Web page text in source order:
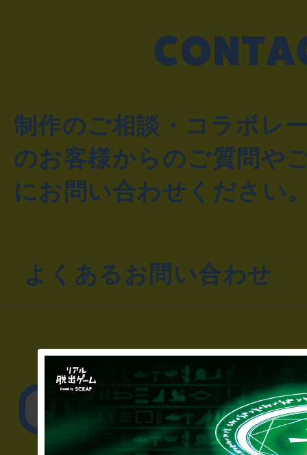
制作のご相談・コラボレ
のお客様からのご質問や
にお問い合わせください
よくあるお問い合わせ
▼一般のお客様
公演内容、チケット